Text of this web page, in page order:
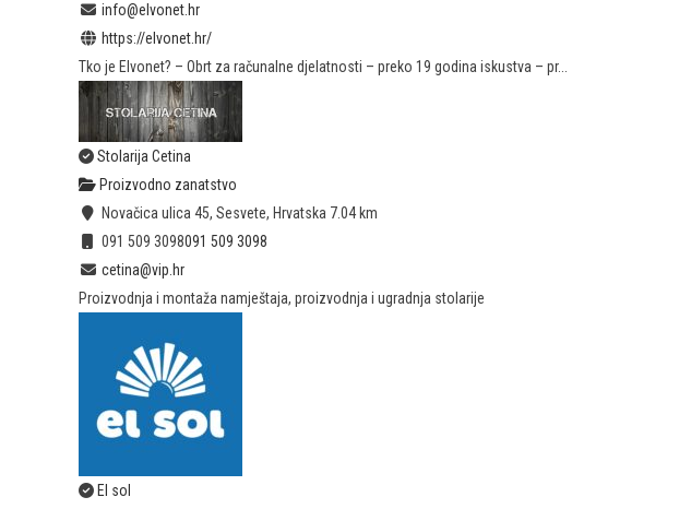
info@elvonet.hr
https://elvonet.hr/
Tko je Elvonet? – Obrt za računalne djelatnosti – preko 19 godina iskustva – pr...
Stolarija Cetina
Proizvodno zanatstvo
Novačica ulica 45, Sesvete, Hrvatska 7.04 km
091 509 3098091 509 3098
cetina@vip.hr
Proizvodnja i montaža namještaja, proizvodnja i ugradnja stolarije
El sol